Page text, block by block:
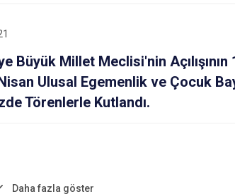
Büyük Millet Meclisi'nin Açılışının
Ulusal Egemenlik ve Çocuk
Törenlerle Kutlandı.
Daha fazla göster